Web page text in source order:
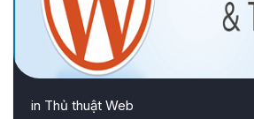
in Thủ thuật Web